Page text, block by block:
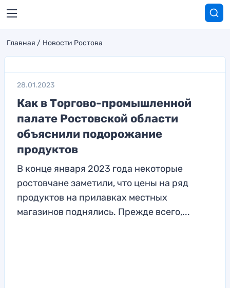
Главная Новости Ростова
28.01.2023
Как в Торгово-промышленной
палате Ростовской области
объяснили подорожание
продуктов
В конце января 2023 года некоторые
ростовчане заметили, что цены на ряд
продуктов на прилавках местных
магазинов поднялись. Прежде всего,...